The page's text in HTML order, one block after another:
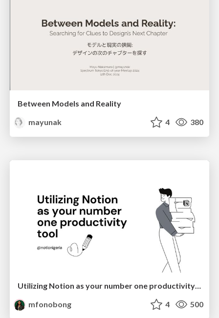
Between Models and Reality
mayunak
4 380
Utilizing Notion as your number one productivity tool
mfonobong
4 500